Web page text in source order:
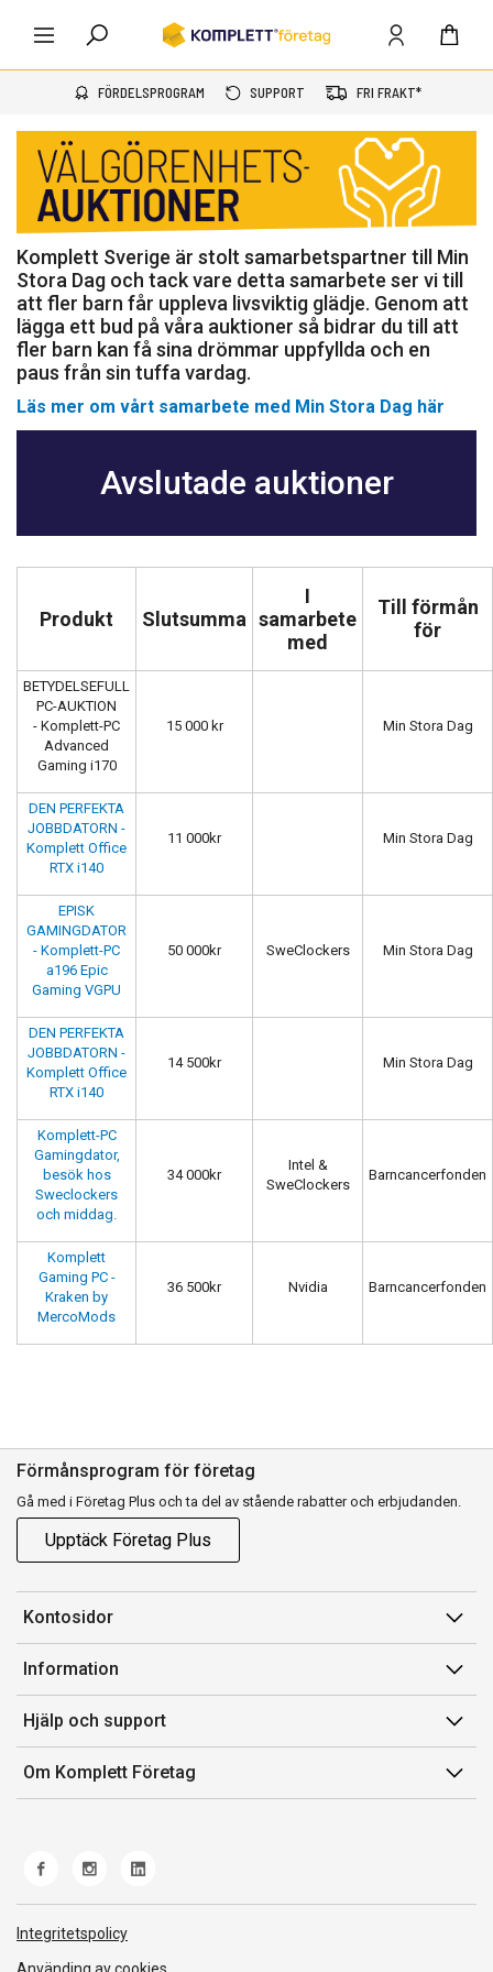
FÖRDELSPROGRAM SUPPORT FRI FRAKT*
Komplett Sverige är stolt samarbetspartner till Min
Stora Dag och tack vare detta samarbete ser vi till
att fler barn får uppleva livsviktig glädje. Genom att
lägga ett bud på våra auktioner så bidrar du till att
fler barn kan få sina drömmar uppfyllda och en
paus från sin tuffa vardag.
Läs mer om vårt samarbete med Min Stora Dag här
Avslutade auktioner
Produkt Slutsumma
I
samarbete
med
Till förmån
för
BETYDELSEFULL
PC-AUKTION
- Komplett-PC
Advanced
Gaming i170
15 000 kr Min Stora Dag
DEN PERFEKTA
JOBBDATORN -
Komplett Office
RTX i140
11 000kr Min Stora Dag
EPISK
GAMINGDATOR
- Komplett-PC
a196 Epic
Gaming VGPU
50 000kr SweClockers Min Stora Dag
DEN PERFEKTA
JOBBDATORN -
Komplett Office
RTX i140
14 500kr Min Stora Dag
Komplett-PC
Gamingdator,
besök hos
Sweclockers
och middag.
34 000kr
Intel &
SweClockers
Barncancerfonden
Komplett
Gaming PC -
Kraken by
MercoMods
36 500kr Nvidia Barncancerfonden
Förmånsprogram för företag
Gå med i Företag Plus och ta del av stående rabatter och erbjudanden.
Upptäck Företag Plus
Kontosidor
Mina sidor
Orderhistorik
Fakturor & Kvitton
Inköpslistor
Information
Försäljningsvillkor
Villkor för Komplett Företag Plus
Felsökning & guider
Hjälp och support
Kontakta oss
Kundservice
Frakt och leverans
Om Komplett Företag
Integritetspolicy